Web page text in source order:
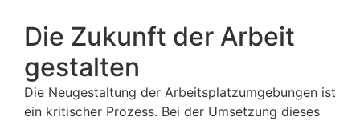
Die Zukunft der Arbeit
gestalten
Die Neugestaltung der Arbeitsplatzumgebungen ist
ein kritischer Prozess. Bei der Umsetzung dieses